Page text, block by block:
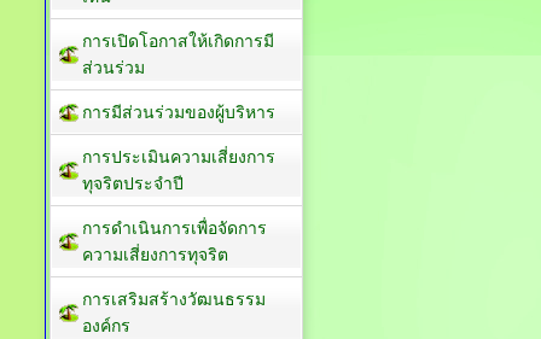
การเปิดโอกาสให้เกิดการมี
ส่วนร่วม
การมีส่วนร่วมของผู้บริหาร
การประเมินความเสี่ยงการ
ทุจริตประจำปี
การดำเนินการเพื่อจัดการ
ความเสี่ยงการทุจริต
การเสริมสร้างวัฒนธรรม
องค์กร